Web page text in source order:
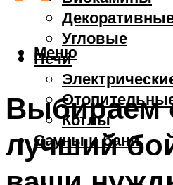
Угловые
Печи
Котлы
Сауны и бани
Меню
Выбираем
лучший